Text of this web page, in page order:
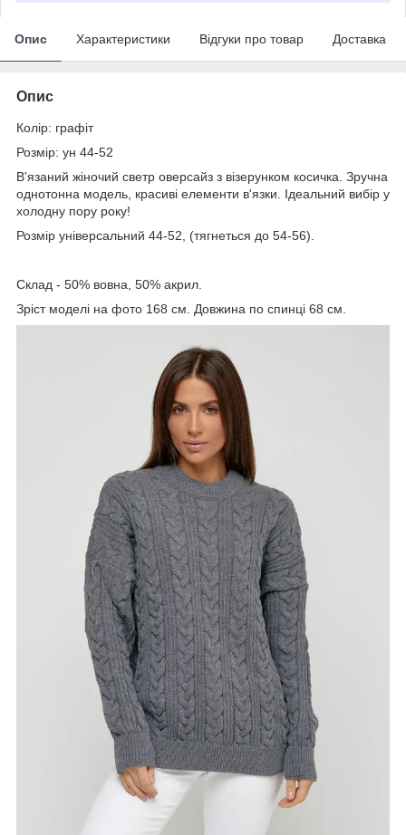
Опис Характеристики Відгуки про товар Доставка
Опис
Колір: графіт
Розмір: ун 44-52
В'язаний жіночий светр оверсайз з візерунком косичка. Зручна
однотонна модель, красиві елементи в'язки. Ідеальний вибір у
холодну пору року!
Розмір універсальний 44-52, (тягнеться до 54-56).
Склад - 50% вовна, 50% акрил.
Зріст моделі на фото 168 см. Довжина по спинці 68 см.